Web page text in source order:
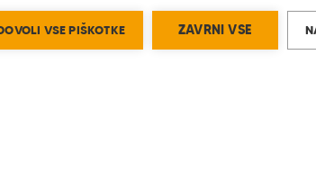
VSE PIŠKOTKE ZAVRNI VSE